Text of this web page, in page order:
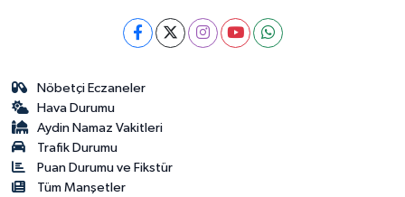
Nöbetçi Eczaneler
Hava Durumu
Aydin Namaz Vakitleri
Trafik Durumu
Puan Durumu ve Fikstür
Tüm Manşetler